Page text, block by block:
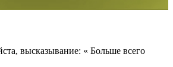
высказывание: « Больше всего